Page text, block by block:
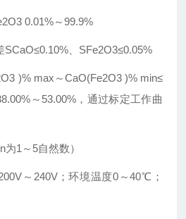
0.01%～99.9%
、SFe2O3≤0.05%
)% max～CaO(Fe2O3 )% min≤
～53.00%，通过标定工作曲
1～5自然数）
～240V；环境温度0～40℃；